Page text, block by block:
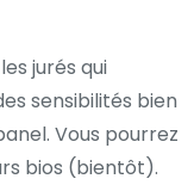
jurés qui
sensibilités bien
Vous pourrez
bios (bientôt).